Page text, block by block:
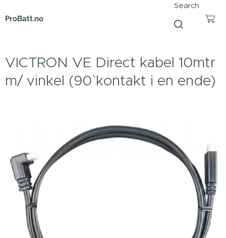
ProBatt.no
Search
VICTRON VE Direct kabel 10mtr
m/ vinkel (90` kontakt i en ende)